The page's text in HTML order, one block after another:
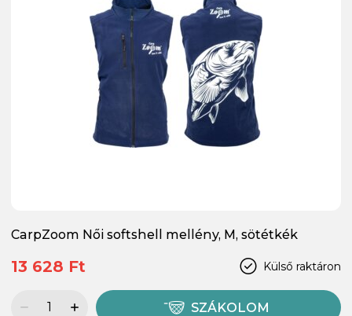
CarpZoom Női softshell mellény, M, sötétkék
Külső raktáron
13 628 Ft
SZÁKOLOM